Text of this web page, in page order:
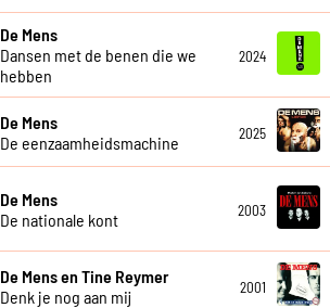
De Mens
Dansen met de benen die we
hebben
2024
De Mens
De eenzaamheidsmachine
2025
De Mens
De nationale kont
2003
De Mens en Tine Reymer
Denk je nog aan mij
2001